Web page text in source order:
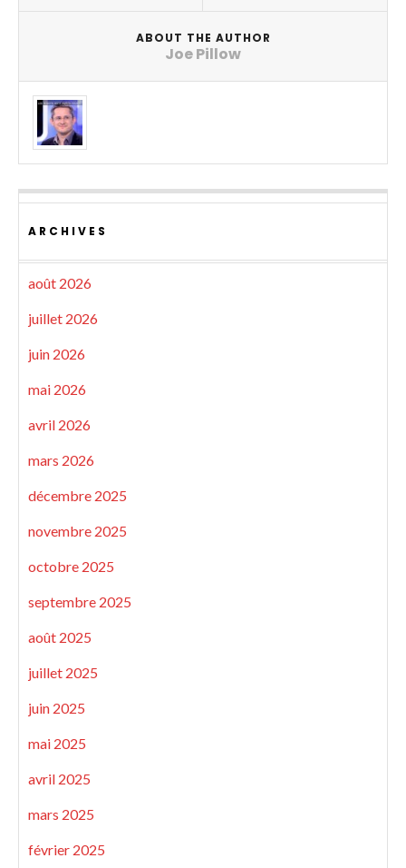
ABOUT THE AUTHOR
Joe Pillow
ARCHIVES
août 2026
juillet 2026
juin 2026
mai 2026
avril 2026
mars 2026
décembre 2025
novembre 2025
octobre 2025
septembre 2025
août 2025
juillet 2025
juin 2025
mai 2025
avril 2025
mars 2025
février 2025